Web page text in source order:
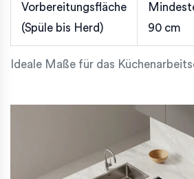
Ideale Maße für das
Vorbereitungsfläche
(Spüle bis Herd)
90 cm